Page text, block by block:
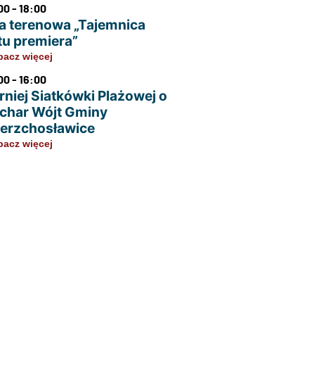
- 18:00
terenowa „Tajemnica
premiera”
więcej
- 16:00
Siatkówki Plażowej o
Wójt Gminy
więcej